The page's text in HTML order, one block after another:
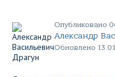
Опубликовано
Александр
Обновлено